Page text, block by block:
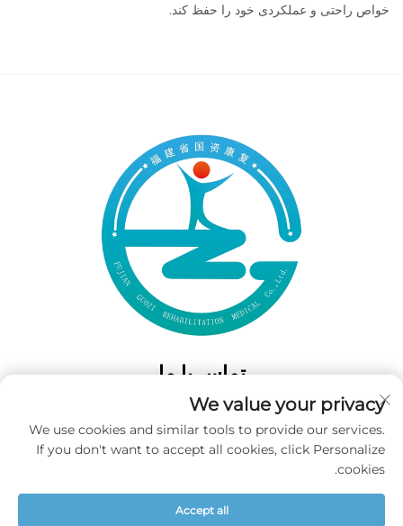
خواص راحتی و عملکردی خود را حفظ کند.
تماس با ما
Add: 50 Gaofeng South Lane، West GateFuzhou، Fujian، چین
تلفن:‎+86-19859128239‎
ایمیل:
We value your privacy
We use cookies and similar tools to provide our services.
If you don't want to accept all cookies, click Personalize
cookies.
Accept all